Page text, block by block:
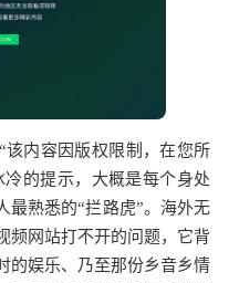
内容因版权限制，在您所
的提示，大概是每个身处
最熟悉的“拦路虎”。海外无
频网站打不开的问题，它背
的娱乐、乃至那份乡音乡情